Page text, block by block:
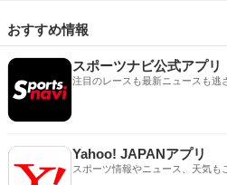
おすすめ情報
スポーツナビ公式アプリ
注目のレースも最新ニュースも逃
Yahoo! JAPANアプリ
スポーツ情報やニュース、天気も